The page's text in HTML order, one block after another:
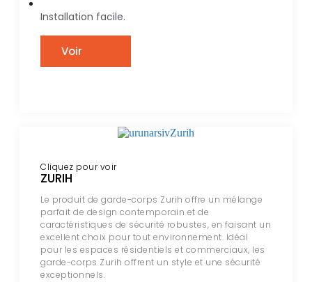
Installation facile.
Voir
Cliquez pour voir
ZURIH
Le produit de garde-corps Zurih offre un mélange
parfait de design contemporain et de
caractéristiques de sécurité robustes, en faisant un
excellent choix pour tout environnement. Idéal
pour les espaces résidentiels et commerciaux, les
garde-corps Zurih offrent un style et une sécurité
exceptionnels.